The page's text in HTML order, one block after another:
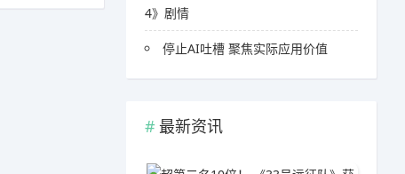
4》剧情
停止AI吐槽 聚焦实际应用价值
最新资讯